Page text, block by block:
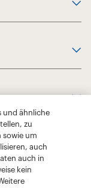
und ähnliche
zu
sowie um
auch
auch in
kein